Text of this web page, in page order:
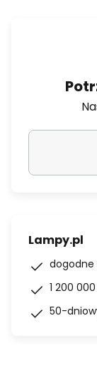
Lampy.pl
dogodne
1 200
50-